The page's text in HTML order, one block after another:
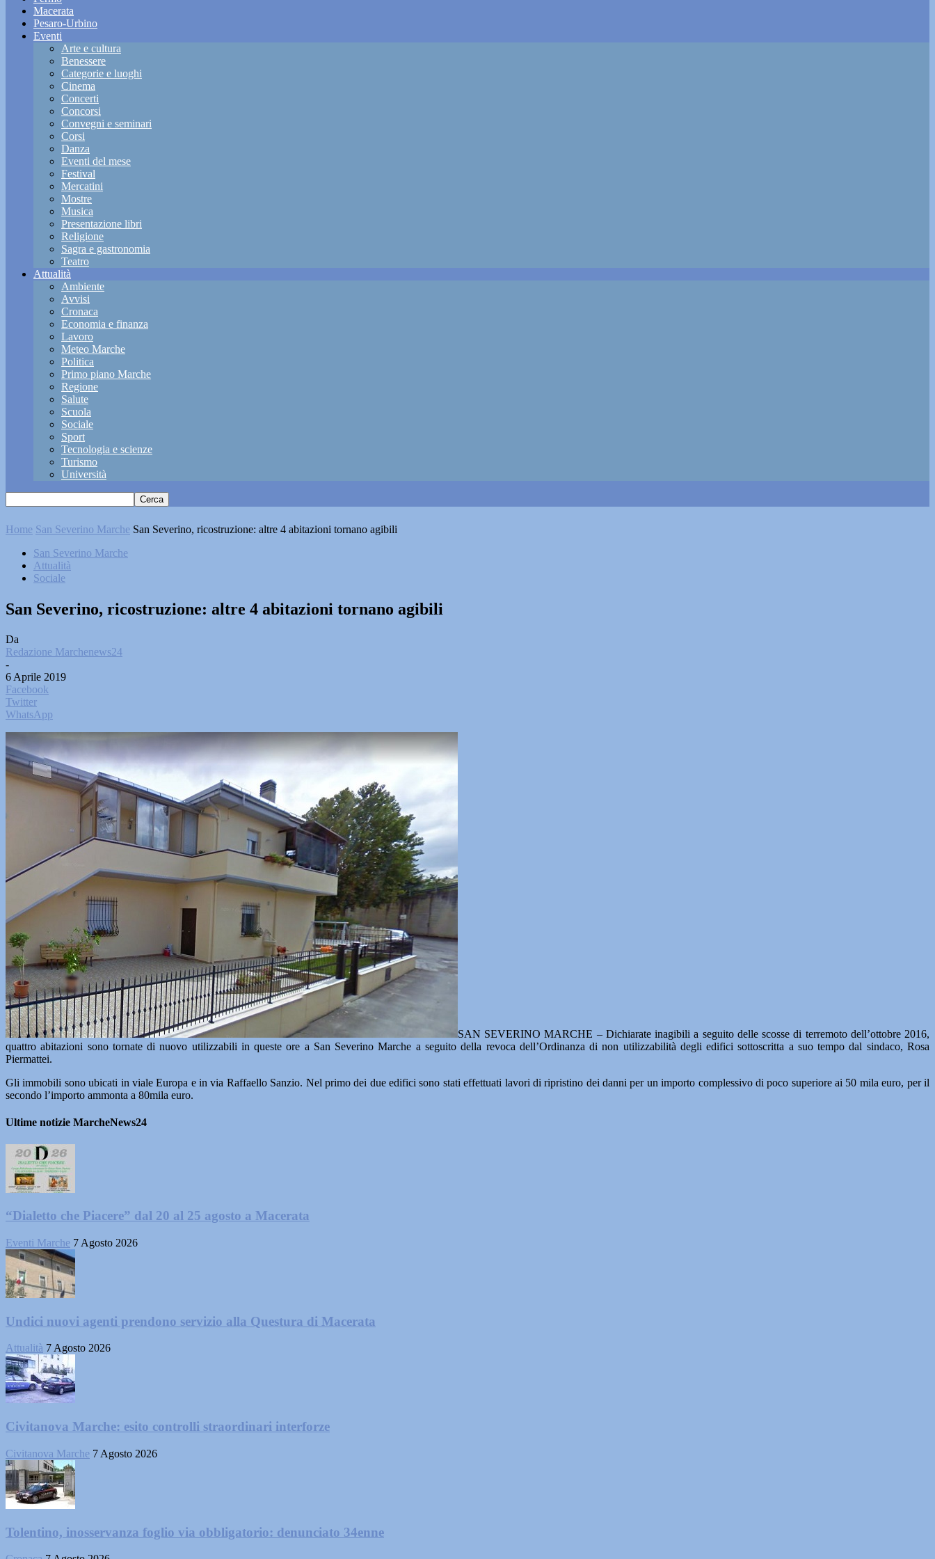
Macerata
Pesaro-Urbino
Eventi
Arte e cultura
Benessere
Categorie e luoghi
Cinema
Concerti
Concorsi
Convegni e seminari
Corsi
Danza
Eventi del mese
Festival
Mercatini
Mostre
Musica
Presentazione libri
Religione
Sagra e gastronomia
Teatro
Attualità
Ambiente
Avvisi
Cronaca
Economia e finanza
Lavoro
Meteo Marche
Politica
Primo piano Marche
Regione
Salute
Scuola
Sociale
Sport
Tecnologia e scienze
Turismo
Università
Home San Severino Marche San Severino, ricostruzione: altre 4 abitazioni tornano agibili
San Severino Marche
Attualità
Sociale
San Severino, ricostruzione: altre 4 abitazioni tornano agibili
Da
Redazione Marchenews24
-
6 Aprile 2019
Facebook
Twitter
WhatsApp
SAN SEVERINO MARCHE – Dichiarate inagibili a seguito delle scosse di terremoto dell’ottobre 2016,
quattro abitazioni sono tornate di nuovo utilizzabili in queste ore a San Severino Marche a seguito della revoca dell’Ordinanza di non utilizzabilità degli edifici sottoscritta a suo tempo dal sindaco, Rosa
Piermattei.
Gli immobili sono ubicati in viale Europa e in via Raffaello Sanzio. Nel primo dei due edifici sono stati effettuati lavori di ripristino dei danni per un importo complessivo di poco superiore ai 50 mila euro, per il
secondo l’importo ammonta a 80mila euro.
Ultime notizie MarcheNews24
“Dialetto che Piacere” dal 20 al 25 agosto a Macerata
Eventi Marche 7 Agosto 2026
Undici nuovi agenti prendono servizio alla Questura di Macerata
Attualità 7 Agosto 2026
Civitanova Marche: esito controlli straordinari interforze
Civitanova Marche 7 Agosto 2026
Tolentino, inosservanza foglio via obbligatorio: denunciato 34enne